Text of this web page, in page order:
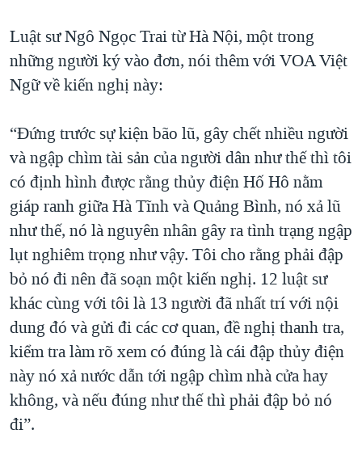
Luật sư Ngô Ngọc Trai từ Hà Nội, một trong
những người ký vào đơn, nói thêm với VOA Việt
Ngữ về kiến nghị này:
“Đứng trước sự kiện bão lũ, gây chết nhiều người
và ngập chìm tài sản của người dân như thế thì tôi
có định hình được rằng thủy điện Hố Hô nằm
giáp ranh giữa Hà Tĩnh và Quảng Bình, nó xả lũ
như thế, nó là nguyên nhân gây ra tình trạng ngập
lụt nghiêm trọng như vậy. Tôi cho rằng phải đập
bỏ nó đi nên đã soạn một kiến nghị. 12 luật sư
khác cùng với tôi là 13 người đã nhất trí với nội
dung đó và gửi đi các cơ quan, đề nghị thanh tra,
kiểm tra làm rõ xem có đúng là cái đập thủy điện
này nó xả nước dẫn tới ngập chìm nhà cửa hay
không, và nếu đúng như thế thì phải đập bỏ nó
đi”.